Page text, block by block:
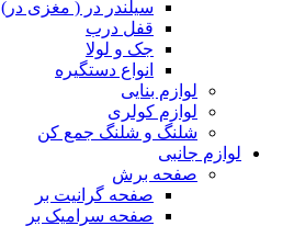
سیلندر در ( مغزی در)
قفل درب
جک و لولا
انواع دستگیره
لوازم بنایی
لوازم کولری
شلنگ و شلنگ جمع کن
لوازم جانبی
صفحه برش
صفحه گرانیت بر
صفحه سرامیک بر